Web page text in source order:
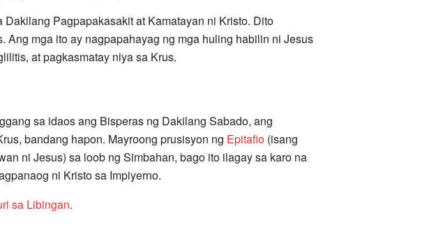
Pagpapakasakit at Kamatayan ni Kristo. Dito
Ang mga ito ay nagpapahayag ng mga huling habilin ni Jesus
at pagkasmatay niya sa Krus.
sa idaos ang Bisperas ng Dakilang Sabado, ang
bandang hapon. Mayroong prusisyon ng Epitafio (isang
ni Jesus) sa loob ng Simbahan, bago ito ilagay sa karo na
ni Kristo sa Impiyerno.
sa Libingan.